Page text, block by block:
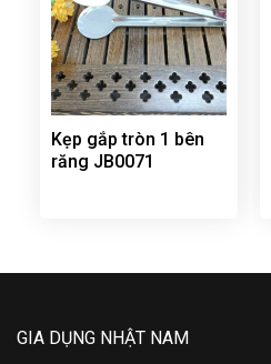
Kẹp gắp tròn 1 bên
răng JB0071
GIA DỤNG NHẬT NAM